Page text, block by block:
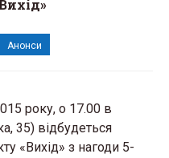
Анонси
року, о 17.00 в
35) відбудеться
«Вихід» з нагоди 5-